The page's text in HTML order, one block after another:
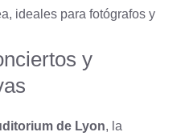
ideales para fotógrafos y
y
de Lyon, la